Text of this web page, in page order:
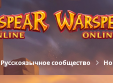
Русскоязычное сообщество